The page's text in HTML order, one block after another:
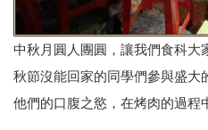
中秋月圓人團圓，讓我們食科大
秋節沒能回家的同學們參與盛大
他們的口腹之慾，在烤肉的過程